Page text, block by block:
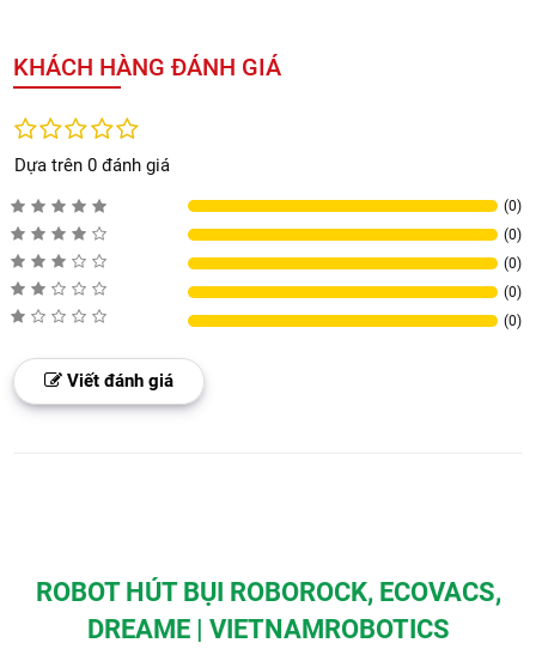
KHÁCH HÀNG ĐÁNH GIÁ
Dựa trên 0 đánh giá
(0)
(0)
(0)
(0)
(0)
Viết đánh giá
ROBOT HÚT BỤI ROBOROCK, ECOVACS,
DREAME | VIETNAMROBOTICS